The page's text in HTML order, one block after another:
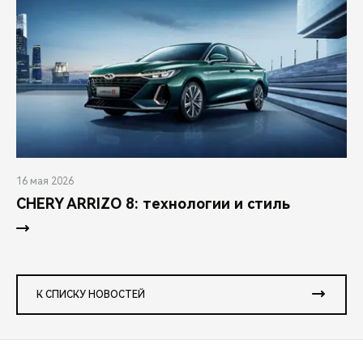
16 мая 2026
CHERY ARRIZO 8: технологии и стиль
К СПИСКУ НОВОСТЕЙ